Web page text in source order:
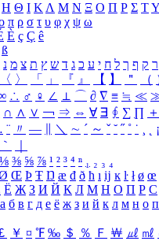
Η Θ Ι ΚΛ Μ Ν Ξ Ο Π Ρ Σ ΤΥ
π ρ σ τ υ φ χ ψ ω
È ç Ç ê
ß
ר ק ף ך ל ח י ע כ ג ד ש ץ ת צ מ נ
〈 〉 「 」 『 』 【 】 ＂ （
∴ ♂ ♀ ∠ ⊥ ⌒ ∂ ∇ ≡ ≒ ≪
∩ ∧ ∨ ￢ ⇒ ⇔ ∀ ∃ ∮ ∑ ∏ ＋
¨ 〃 ― ＼ ∼ ´ ～ ˇ ˘ ˝ ˚ ˙ ¸ ¡
｀
⅛ ⅜ ⅝ ⅞ ¹ ² ³ ⁴ ⁿ ₁ ₂ ₃ ₄
Œ Þ Ŧ Ŋ æ đ ð ħ ı ĳ ĸ ŀ ł ø œ
Ё Ж З И Й К Л М Н О П Р С
а б в г д е ё ж з и й к л м н о п
￥ ¤ ℉ ‰ ＄ ％ Ｆ ￦ ㎕ ㎖